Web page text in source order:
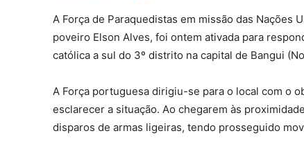
A Força de Paraquedistas em missão das Nações
poveiro Elson Alves, foi ontem ativada para
católica a sul do 3º distrito na capital de Bangui
A Força portuguesa dirigiu-se para o local com o
esclarecer a situação. Ao chegarem às
disparos de armas ligeiras, tendo prosseguido